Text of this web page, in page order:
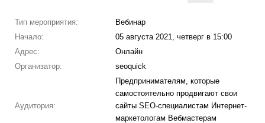
Тип мероприятия:
Вебинар
Начало:
05 августа 2021, четверг в 15:00
Адрес:
Онлайн
Организатор:
seoquick
Аудитория:
Предпринимателям, которые
самостоятельно продвигают свои
сайты SEO-специалистам Интернет-
маркетологам Вебмастерам